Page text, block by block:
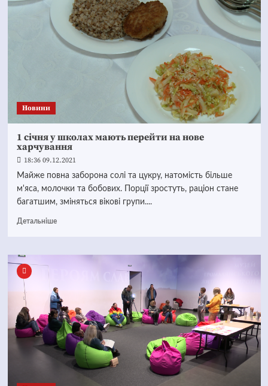
Новини
1 січня у школах мають перейти на нове
харчування
18:36 09.12.2021
Майже повна заборона солі та цукру, натомість більше
м'яса, молочки та бобових. Порції зростуть, раціон стане
багатшим, зміняться вікові групи....
Детальніше